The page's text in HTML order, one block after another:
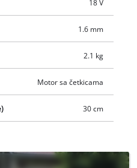
18 V
1.6 mm
2.1 kg
Motor sa četkicama
30 cm